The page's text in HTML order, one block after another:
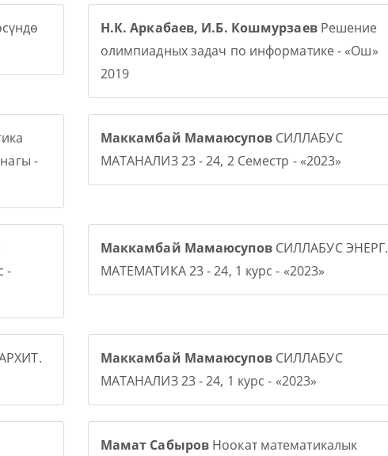
Н.К. Аркабаев, И.Б. КошмурзаевРешение
олимпиадных задач по информатике - «Ош»
2019
-
Маккамбай МамаюсуповСИЛЛАБУС
МАТАНАЛИЗ 23 - 24, 2 Семестр - «2023»
-
Маккамбай МамаюсуповСИЛЛАБУС ЭНЕРГ.
МАТЕМАТИКА 23 - 24, 1 курс - «2023»
Маккамбай МамаюсуповСИЛЛАБУС
МАТАНАЛИЗ 23 - 24, 1 курс - «2023»
Мамат Сабыров Ноокат математикалык